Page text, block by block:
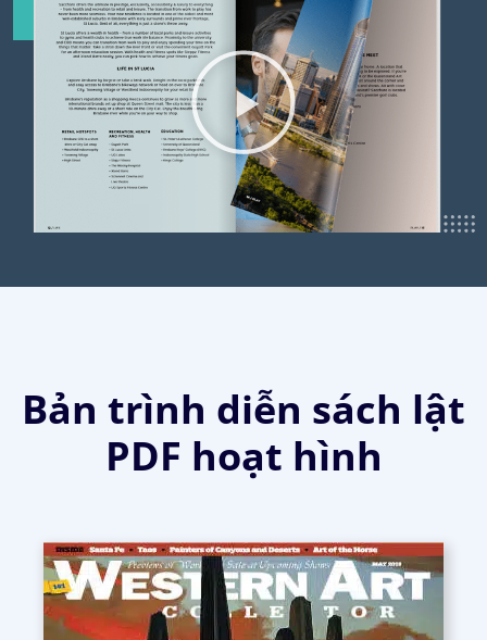
Bản trình diễn sách lật
PDF hoạt hình